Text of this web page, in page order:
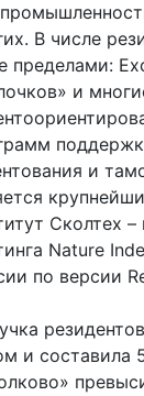
В числе
пределами:
и
и
Сколтех
Nature
по версии
и составила